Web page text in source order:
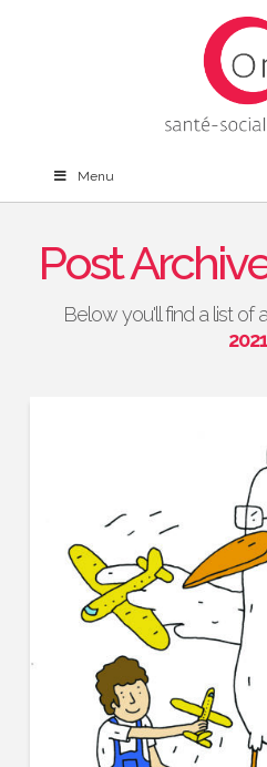
Menu
Post
Below you'll find a list of
2021